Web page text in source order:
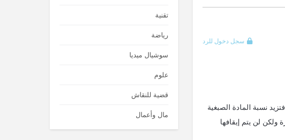
سجل دخول للرد
نسبة المادة الصبغية
ولكن لن يتم إيقافها
تقنية
رياضة
سوشيال ميديا
علوم
قضية للنقاش
مال وأعمال